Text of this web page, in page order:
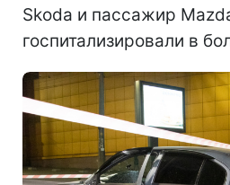
Skoda и пассажир
госпитализировали в